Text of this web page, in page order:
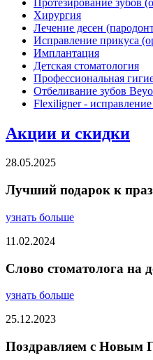
Хирургия
Лечение десен
Исправление прикуса
Имплантация
Детская стоматология
Профессиональная
Отбеливание зубов
Flexiligner - исправление
Акции и скидки
28.05.2025
Лучший подарок к
узнать больше
11.02.2024
Слово стоматолога на
узнать больше
25.12.2023
Поздравляем с Новым